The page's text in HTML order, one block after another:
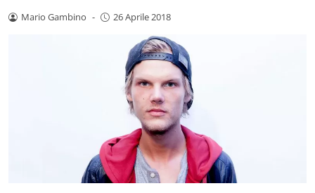
Mario Gambino - 26 Aprile 2018